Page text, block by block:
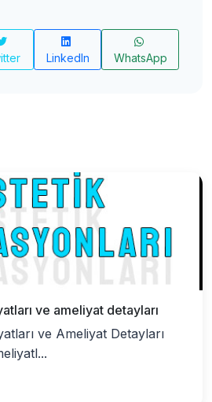
LinkedIn WhatsApp
ve ameliyat detayları
ve Ameliyat Detayları